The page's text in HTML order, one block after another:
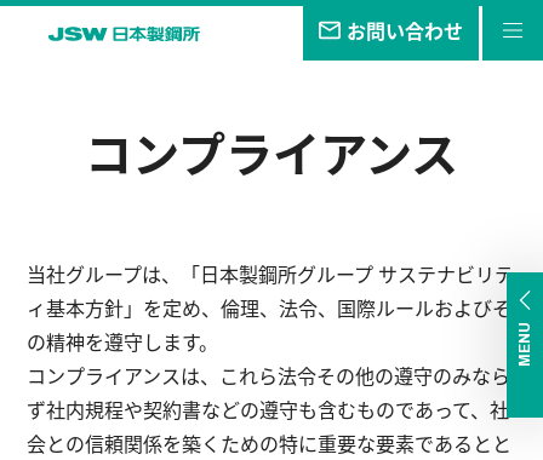
お問い合わせ
事業・製品
企業情報
サステナビリティ
株主・投資家情報
採用情報
コンプライアンス
MENU
当社グループは、「日本製鋼所グループ サステナビリテ
ィ基本方針」を定め、倫理、法令、国際ルールおよびそ
の精神を遵守します。
コンプライアンスは、これら法令その他の遵守のみなら
ず社内規程や契約書などの遵守も含むものであって、社
会との信頼関係を築くための特に重要な要素であるとと